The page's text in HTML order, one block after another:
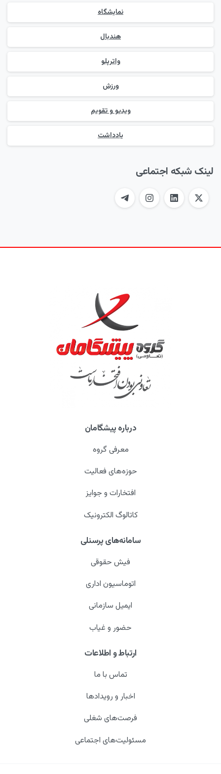
نمایشگاه
هندبال
واترپلو
ورزش
ویدیو و تقویم
یادداشت
لینک شبکه اجتماعی
درباره پیشگامان
معرفی گروه
حوزه‌های فعالیت
افتخارات و جوایز
کاتالوگ الکترونیک
سامانه‌های پرسنلی
فیش حقوقی
اتوماسیون اداری
ایمیل سازمانی
حضور و غیاب
ارتباط و اطلاعات
تماس با ما
اخبار و رویدادها
فرصت‌های شغلی
مسئولیت‌های اجتماعی